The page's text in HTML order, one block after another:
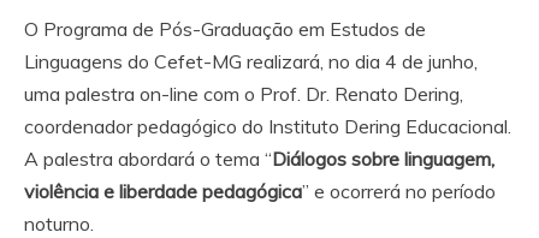
O Programa de Pós-Graduação em Estudos de
Linguagens do Cefet-MG realizará, no dia 4 de junho,
uma palestra on-line com o Prof. Dr. Renato Dering,
coordenador pedagógico do Instituto Dering Educacional.
A palestra abordará o tema “Diálogos sobre linguagem,
violência e liberdade pedagógica” e ocorrerá no período
noturno.